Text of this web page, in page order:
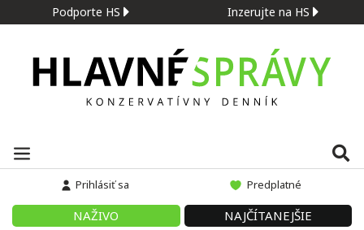
Podporte HS Inzerujte na HS
Prihlásiť sa Predplatné
NAŽIVO
NAJČÍTANEJŠIE